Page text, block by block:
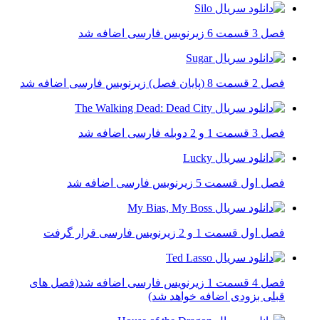
فصل 3 قسمت 6 زیرنویس فارسی اضافه شد
فصل 2 قسمت 8 (پایان فصل) زیرنویس فارسی اضافه شد
فصل 3 قسمت 1 و 2 دوبله فارسی اضافه شد
فصل اول قسمت 5 زیرنویس فارسی اضافه شد
فصل اول قسمت 1 و 2 زیرنویس فارسی قرار گرفت
فصل 4 قسمت 1 زیرنویس فارسی اضافه شد(فصل های
قبلی بزودی اضافه خواهد شد)